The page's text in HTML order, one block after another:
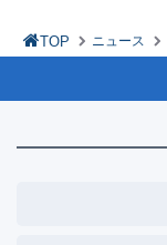
TOP ニュース